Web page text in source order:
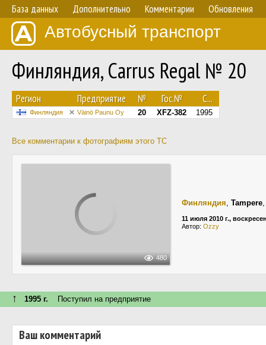
База данных Дополнительно Комментарии Обновления
Автобусный транспорт
Финляндия, Carrus Regal № 20
Регион Предприятие № Гос.№ С...
Финляндия Väinö Paunu Oy 20 XFZ-382 1995
Все комментарии к фотографиям этого ТС
480
Финляндия, Tampere
11 июля 2010 г.,
Автор: Ozzy
↑ 1995 г. Поступил на предприятие
Ваш комментарий